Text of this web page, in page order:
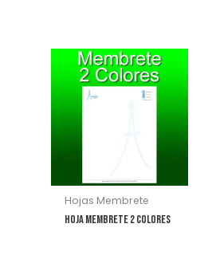
Hojas Membrete
Hoja Membrete 2 Colores